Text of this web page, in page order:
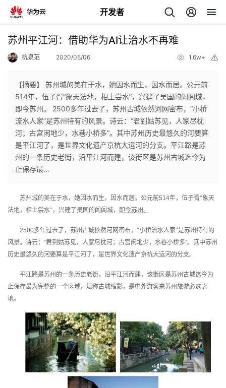
开发者
返
个
人
主
页
我
的
开
者
的
客
我
论
的
我
苏州平江河：借助华为AI让治水不再难
杭泉范 2020/05/06 1.6w+
【摘要】 苏州城的美在于水，她因水而生，因水而居。公元前
514年，伍子胥“象天法地，相土尝水”，兴建了吴国的阖闾城，
即今苏州。 2500多年过去了，苏州古城依然河网密布，“小桥
流水人家”是苏州特有的风景。诗云：“君到姑苏见，人家尽枕
河；古宫闲地少，水巷小桥多”。其中苏州历史最悠久的河要算
是平江河了，是世界文化遗产京杭大运河的分支。平江路是苏
州的一条历史老街，沿平江河而建，该街区是苏州古城迄今为
止保存最...
苏州城的美在于水，她因水而生，因水而居。公元前514年，伍子胥“象天
法地，相土尝水”，兴建了吴国的阖闾城， 即今苏州。
2500多年过去了，苏州古城依然河网密布，“小桥流水人家”是苏州特有的
风景。诗云： “君到姑苏见，人家尽枕河；古宫闲地少，水巷小桥多”。其中苏州
历史最悠久的河要算是平江河了，是世界文化遗产京杭大运河的分支。
平江路是苏州的一条历史老街，沿平江河而建，该街区是苏州古城迄今为
止保存最为完整的一个区域，堪称古城缩影，是中外游客来苏州旅游必选之
地。